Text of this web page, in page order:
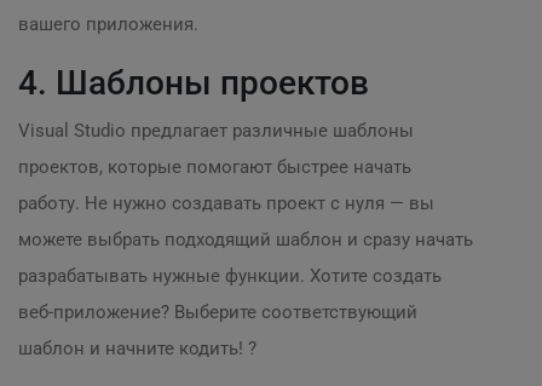
вашего приложения.
4. Шаблоны проектов
Visual Studio предлагает различные шаблоны
проектов, которые помогают быстрее начать
работу. Не нужно создавать проект с нуля — вы
можете выбрать подходящий шаблон и сразу начать
разрабатывать нужные функции. Хотите создать
веб-приложение? Выберите соответствующий
шаблон и начните кодить! ?